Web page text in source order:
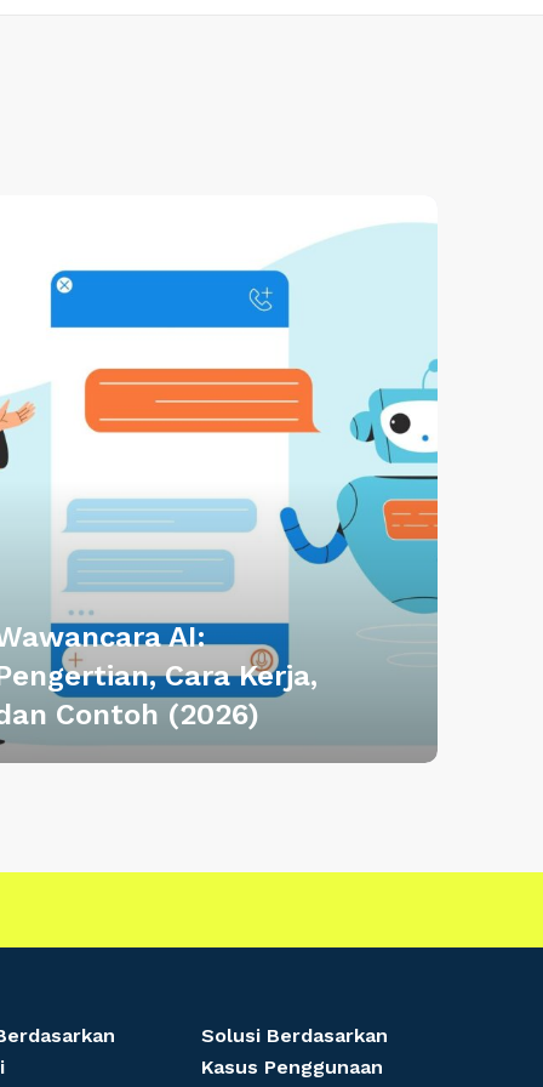
AI:
Cara Kerja,
Contoh (2026)
Solusi Berdasarkan
Kasus Penggunaan